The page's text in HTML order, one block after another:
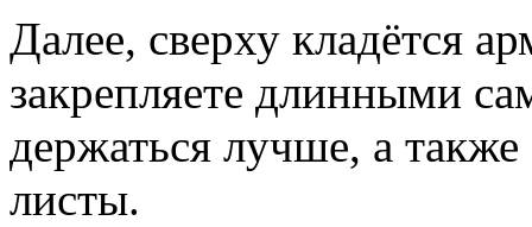
Далее, сверху кладётся
закрепляете длинными
держаться лучше, а
листы.